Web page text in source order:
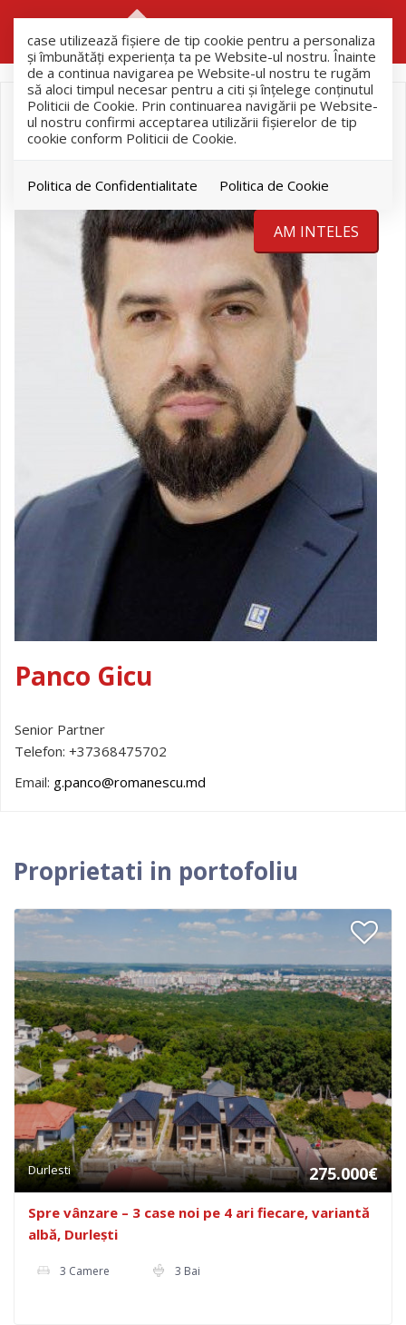
case utilizează fişiere de tip cookie pentru a personaliza
și îmbunătăți experiența ta pe Website-ul nostru. Înainte
de a continua navigarea pe Website-ul nostru te rugăm
să aloci timpul necesar pentru a citi și înțelege conținutul
Politicii de Cookie. Prin continuarea navigării pe Website-
ul nostru confirmi acceptarea utilizării fişierelor de tip
cookie conform Politicii de Cookie.
Politica de Confidentialitate Politica de Cookie
AM INTELES
Panco Gicu
Senior Partner
Telefon: +37368475702
Email: g.panco@romanescu.md
Proprietati in portofoliu
Durlesti 275.000€
Spre vânzare – 3 case noi pe 4 ari fiecare, variantă
albă, Durlești
3 Camere 3 Bai